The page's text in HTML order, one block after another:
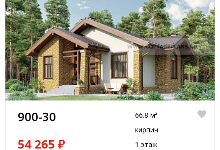
900-30
54 265 ₽
66.8 м²
кирпич
1 этаж